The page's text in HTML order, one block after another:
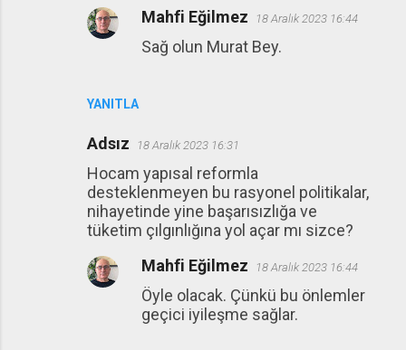
YANITLA
Mahfi Eğilmez 18 Aralık 2023 16:44
Sağ olun Murat Bey.
Adsız 18 Aralık 2023 16:31
Hocam yapısal reformla
desteklenmeyen bu rasyonel politikalar,
nihayetinde yine başarısızlığa ve
tüketim çılgınlığına yol açar mı sizce?
Mahfi Eğilmez 18 Aralık 2023 16:44
Öyle olacak. Çünkü bu önlemler
geçici iyileşme sağlar.